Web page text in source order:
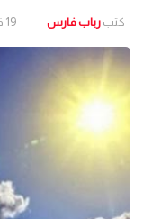
كتب رباب فارس 19 فبراير 2022 - 10:46 مساءً